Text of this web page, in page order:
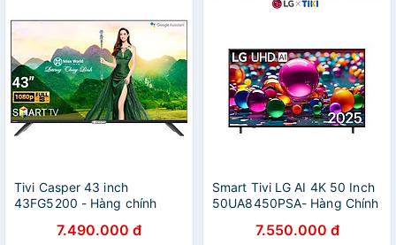
Tivi Casper 43 inch
43FG5200 - Hàng chính
7.490.000 đ
Smart Tivi LG AI 4K 50 Inch
50UA8450PSA- Hàng Chính
7.550.000 đ